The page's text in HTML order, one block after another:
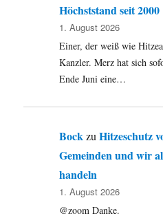
Höchststand seit 2000
1. August 2026
Einer, der weiß wie
Kanzler. Merz hat sich
Ende Juni eine…
BockzuHitzeschutz
Gemeinden und wir
handeln
1. August 2026
@zoom Danke.